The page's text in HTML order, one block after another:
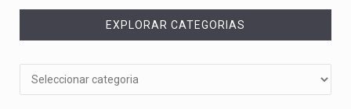
EXPLORAR CATEGORIAS